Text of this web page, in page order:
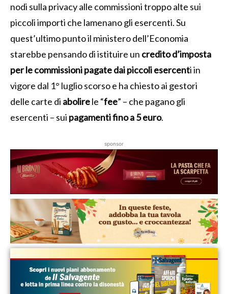
nodi sulla privacy alle commissioni troppo alte sui
piccoli importi che lamenano gli esercenti. Su
quest’ultimo punto il ministero dell’Economia
starebbe pensando di istituire un credito d’imposta
per le commissioni pagate dai piccoli esercenti in
vigore dal 1° luglio scorso e ha chiesto ai gestori
delle carte di abolirele “fee” – che pagano gli
esercenti – sui pagamenti fino a 5 euro.
sponsor